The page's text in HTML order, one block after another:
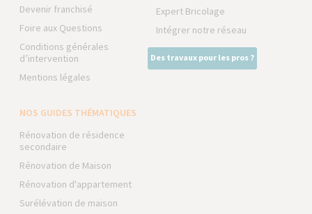
Devenir franchisé
Foire aux Questions
Conditions générales
d’intervention
Mentions légales
Expert Bricolage
Intégrer notre réseau
Des travaux pour les pros ?
NOS GUIDES THÉMATIQUES
Rénovation de résidence
secondaire
Rénovation de Maison
Rénovation d'appartement
Surélévation de maison